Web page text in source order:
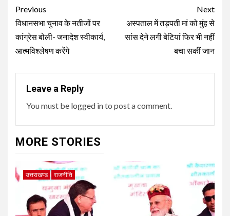
Post
navigation
Previous
विधानसभा चुनाव के नतीजों पर
कांग्रेस बोली- जनादेश स्वीकार्य,
आत्मविश्लेषण करेंगे
Next
अस्पताल में तड़पती मां को मुंह से
सांस देने लगी बेटियां फिर भी नहीं
बचा सकीं जान
Leave a Reply
You must be logged into post a comment.
MORE STORIES
उत्तराखण्ड राजनीति